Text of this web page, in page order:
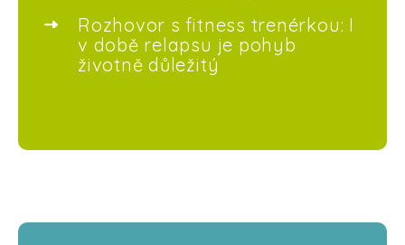
Rozhovor s fitness trenérkou: I
v době relapsu je pohyb
životně důležitý